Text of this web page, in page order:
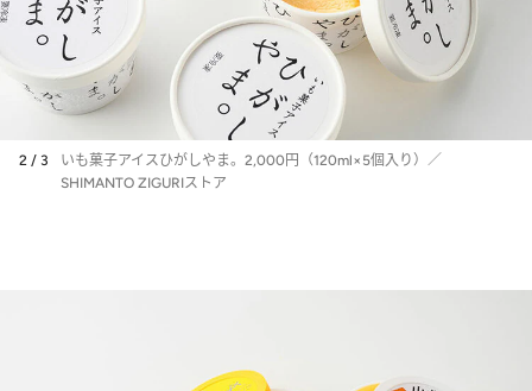
2 / 3
いも菓子アイスひがしやま。2,000円（120ml×5個入り）／
SHIMANTO ZIGURIストア